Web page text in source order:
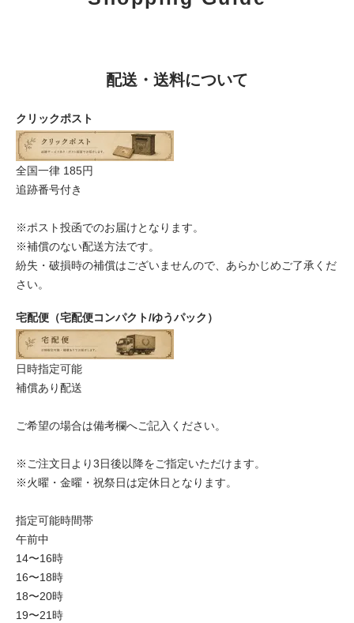
配送・送料について
クリックポスト
全国一律 185円
追跡番号付き
※ポスト投函でのお届けとなります。
※補償のない配送方法です。
紛失・破損時の補償はございませんので、あらかじめご了承くだ
さい。
宅配便（宅配便コンパクト/ゆうパック）
日時指定可能
補償あり配送
ご希望の場合は備考欄へご記入ください。
※ご注文日より3日後以降をご指定いただけます。
※火曜・金曜・祝祭日は定休日となります。
指定可能時間帯
午前中
14〜16時
16〜18時
18〜20時
19〜21時